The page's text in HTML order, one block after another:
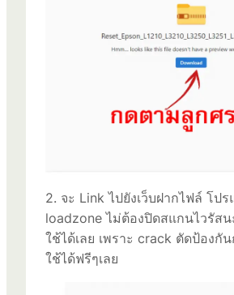
2. จะ Link ไปยังเว็บฝากไฟล์ โป
loadzone ไม่ต้องปิดสแกนไวรัส
ใช้ได้เลย เพราะ crack ตัดป้องกั
ใช้ได้ฟรีๆเลย